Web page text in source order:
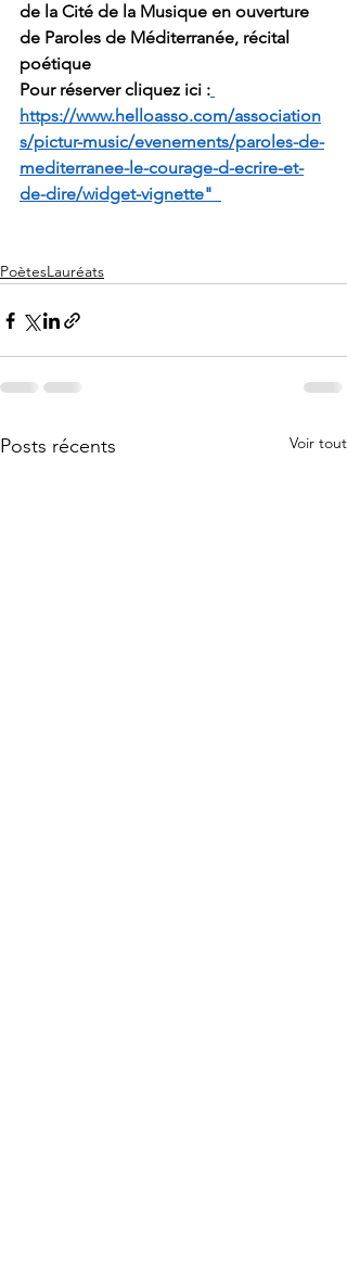
de la Cité de la Musique en ouverture
de Paroles de Méditerranée, récital
poétique
Pour réserver cliquez ici :
https://www.helloasso.com/association
s/pictur-music/evenements/paroles-de-
mediterranee-le-courage-d-ecrire-et-
de-dire/widget-vignette"
PoètesLauréats
Posts récents Voir tout